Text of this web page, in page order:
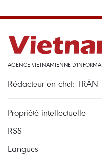
AGENCE VIETNAMIENNE
Rédacteur en chef: TRÂN
Propriété intellectuelle
RSS
Langues